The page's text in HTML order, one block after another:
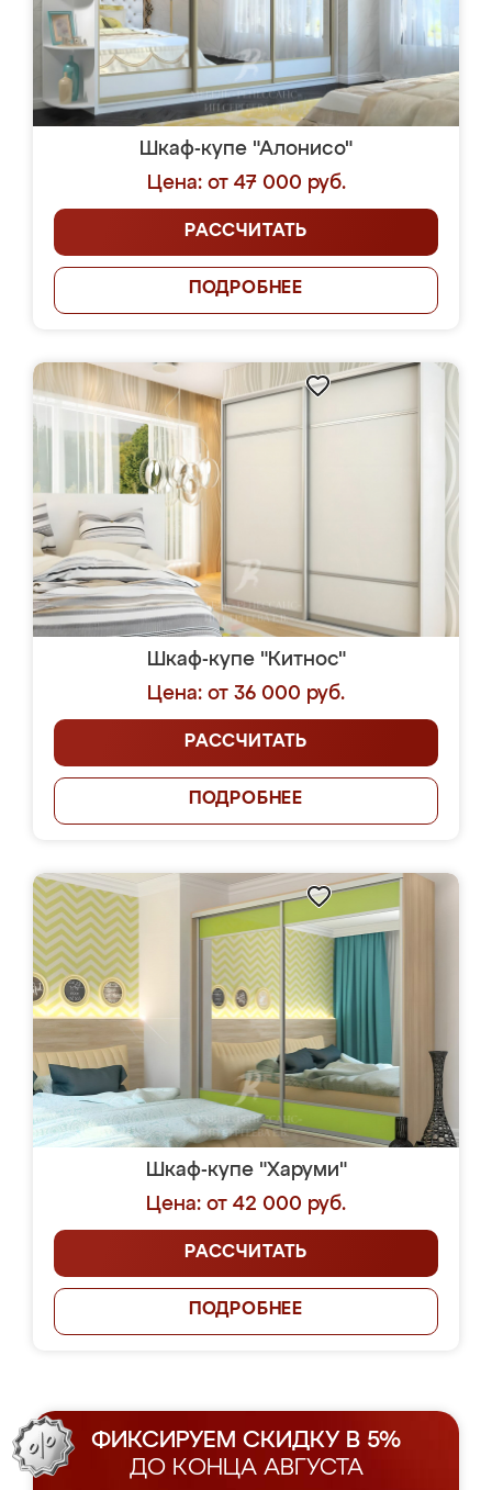
Шкаф-купе "Алонисо"
Цена: от 47 000 руб.
РАССЧИТАТЬ
ПОДРОБНЕЕ
Шкаф-купе "Китнос"
Цена: от 36 000 руб.
РАССЧИТАТЬ
ПОДРОБНЕЕ
Шкаф-купе "Харуми"
Цена: от 42 000 руб.
РАССЧИТАТЬ
ПОДРОБНЕЕ
ФИКСИРУЕМ СКИДКУ В 5%
ДО КОНЦА АВГУСТА